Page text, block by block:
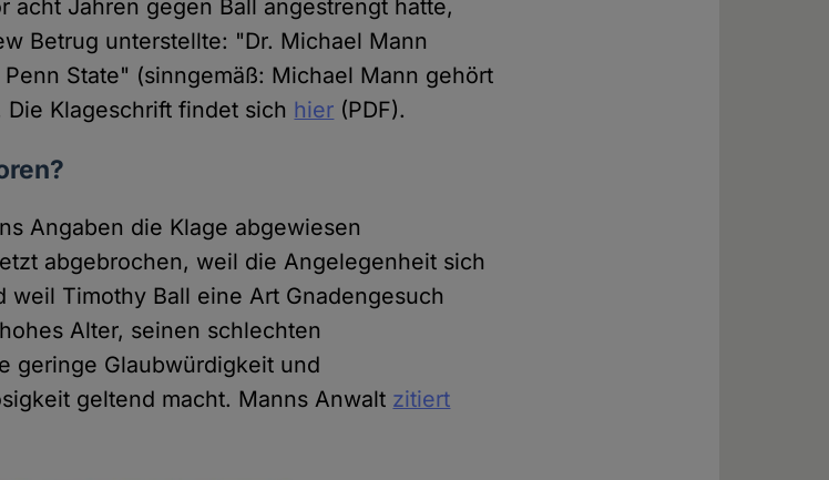
acht Jahren gegen Ball angestrengt hatte,
Betrug unterstellte: "Dr. Michael Mann
State" (sinngemäß: Michael Mann gehört
Klageschrift findet sich hier (PDF).
Angaben die Klage abgewiesen
abgebrochen, weil die Angelegenheit sich
Timothy Ball eine Art Gnadengesuch
Alter, seinen schlechten
geringe Glaubwürdigkeit und
geltend macht. Manns Anwalt zitiert